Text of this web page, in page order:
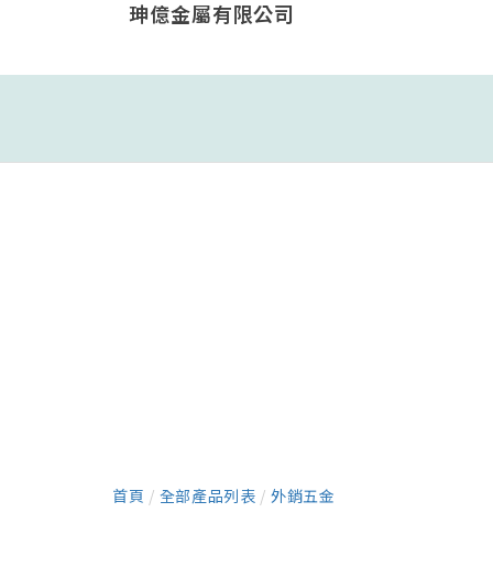
珅億金屬有限公司
首頁 / 全部產品列表 / 外銷五金